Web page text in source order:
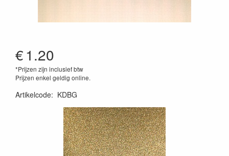
€1.20
*Prijzen zijn inclusief btw
Prijzen enkel geldig online.
Artikelcode: KDBG